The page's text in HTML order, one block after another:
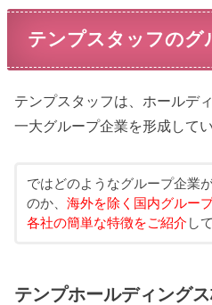
テンプスタッフのグ
テンプスタッフは、ホールデ
一大グループ企業を形成してい
ではどのようなグループ企業
のか、 海外を除く国内グルー
各社の簡単な特徴をご紹介 し
テンプホールディング